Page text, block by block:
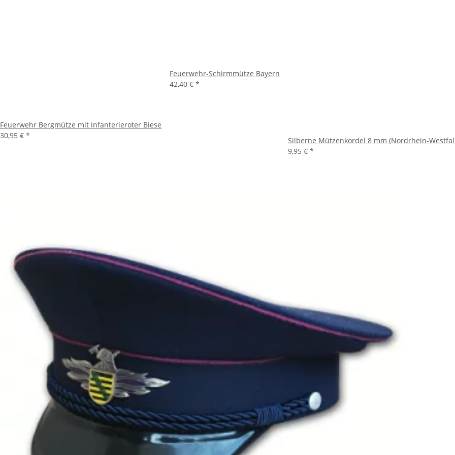
Feuerwehr Bergmütze mit infanterieroter Biese
30,95 € *
Feuerwehr-Schirmmütze Bayern
42,40 € *
Silberne Mützenkordel 8 mm (Nordrhein-
9,95 € *